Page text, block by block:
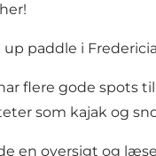
up paddle i Fredericia
flere gode spots
som kajak og
en oversigt og